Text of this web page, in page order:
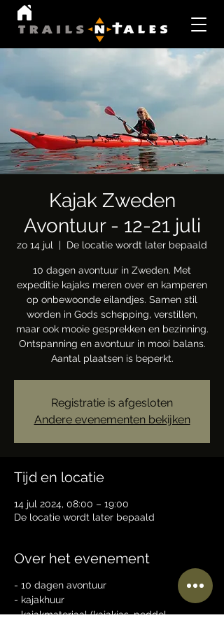
Kajak Zweden
Avontuur - 12-21 juli
zo 14 jul
  |
De locatie wordt later bepaald
10 dagen avontuur in Zweden. Met
expeditie kajaks meren over en kamperen
op onbewoonde eilandjes. Samen stil
worden in Gods schepping, verstillen,
maar ook mooie gesprekken en bezinning.
Ontspanning en avontuur in mooi balans.
Aantal plaatsen is beperkt.
Registratie is afgesloten
Andere evenementen bekijken
Tijd en locatie
14 jul 2024, 08:00 – 19:00
De locatie wordt later bepaald
Over het evenement
- 10 dagen avontuur
- kajakhuur
- kajakmateriaal (kajakjas, peddel,